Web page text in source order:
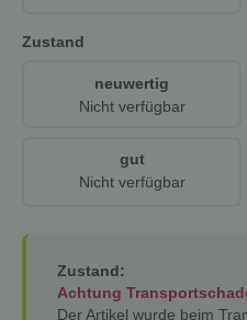
Zustand
neuwertig
Nicht verfügbar
gut
Nicht verfügbar
Zustand:
Achtung
Der Artikel wurde beim